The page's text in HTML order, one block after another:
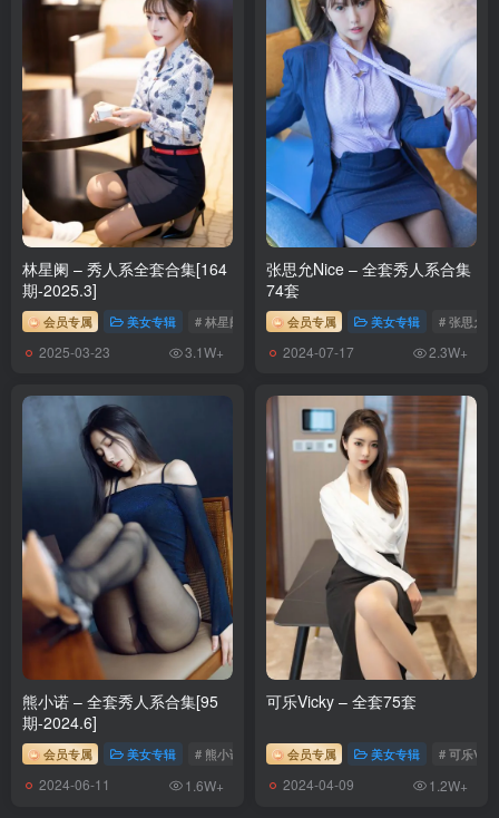
林星阑 – 秀人系全套合集[164
期-2025.3]
会员专属 美女专辑 # 林星阑
2025-03-23 3.1W+
张思允Nice – 全套秀人系合集
74套
会员专属 美女专辑 # 张思允
2024-07-17 2.3W+
熊小诺 – 全套秀人系合集[95
期-2024.6]
会员专属 美女专辑 # 熊小诺
2024-06-11 1.6W+
可乐Vicky – 全套75套
会员专属 美女专辑 # 可乐
2024-04-09 1.2W+